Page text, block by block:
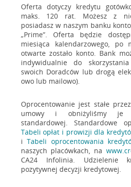
Oferta dotyczy kredytu
maks. 120 rat. Możesz z
posiadasz w naszym banku
„Prime”. Oferta będzie
miesiąca kalendarzowego, po
otwarte zostało konto. Bank
indywidualnie do
swoich Doradców lub drogą
owo lub mailowo).
Oprocentowanie jest stałe
umowy i obniżyliśmy je
standardowej. Standardowe
Tabeli opłat i prowizji dla
iTabeli oprocentowania
naszych placówkach, na
CA24 Infolinia. Udzielenie
pozytywnej decyzji kredytowej.